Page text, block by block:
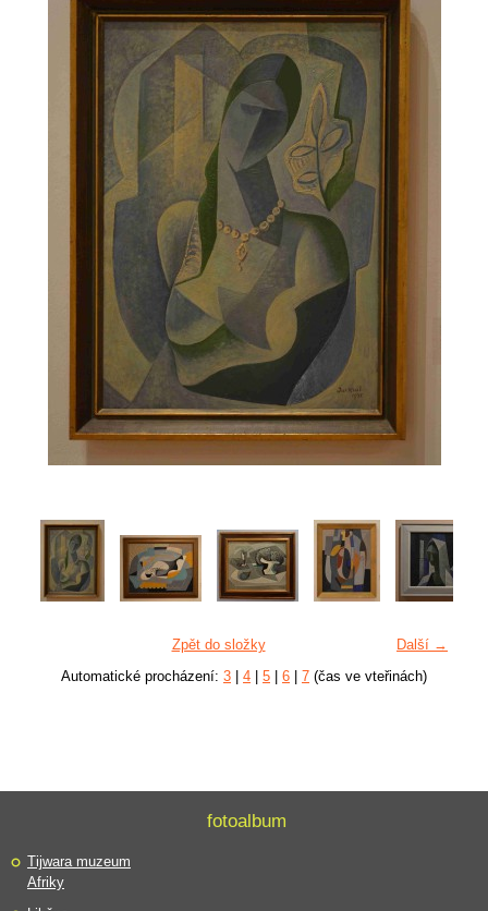
Další →
Zpět do složky
Automatické procházení: 3 4 5 6 7 (čas ve vteřinách)
fotoalbum
Tijwara muzeum
Afriky